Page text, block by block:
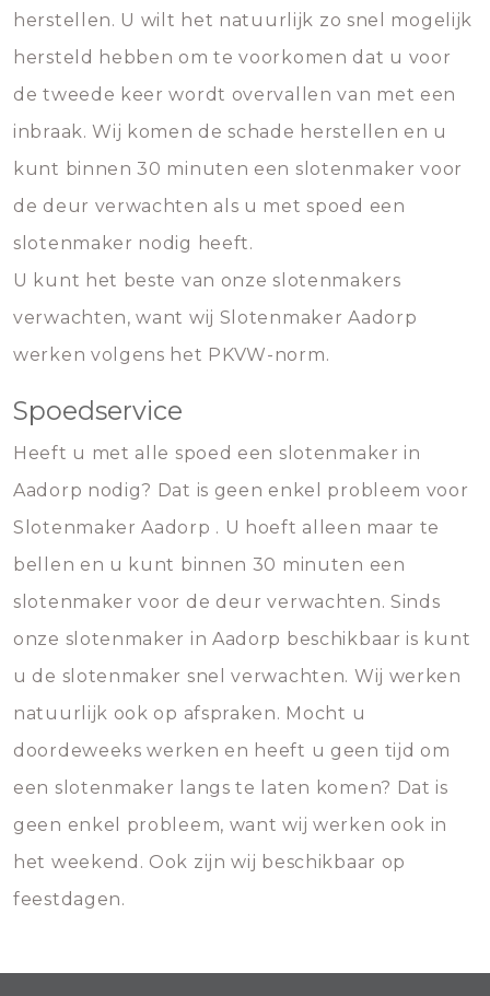
herstellen. U wilt het natuurlijk zo snel mogelijk
hersteld hebben om te voorkomen dat u voor
de tweede keer wordt overvallen van met een
inbraak. Wij komen de schade herstellen en u
kunt binnen 30 minuten een slotenmaker voor
de deur verwachten als u met spoed een
slotenmaker nodig heeft.
U kunt het beste van onze slotenmakers
verwachten, want wij Slotenmaker Aadorp
werken volgens het PKVW-norm.
Spoedservice
Heeft u met alle spoed een slotenmaker in
Aadorp nodig? Dat is geen enkel probleem voor
Slotenmaker Aadorp . U hoeft alleen maar te
bellen en u kunt binnen 30 minuten een
slotenmaker voor de deur verwachten. Sinds
onze slotenmaker in Aadorp beschikbaar is kunt
u de slotenmaker snel verwachten. Wij werken
natuurlijk ook op afspraken. Mocht u
doordeweeks werken en heeft u geen tijd om
een slotenmaker langs te laten komen? Dat is
geen enkel probleem, want wij werken ook in
het weekend. Ook zijn wij beschikbaar op
feestdagen.